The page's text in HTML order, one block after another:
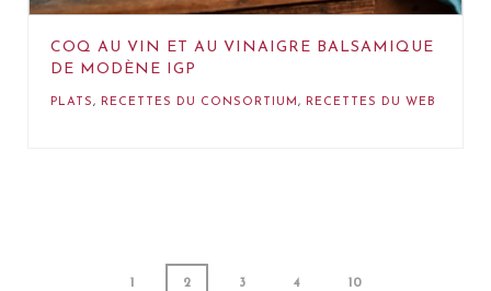
COQ AU VIN ET AU VINAIGRE BALSAMIQUE
DE MODÈNE IGP
PLATS, RECETTES DU CONSORTIUM , RECETTES DU WEB
1 2 3 4 10